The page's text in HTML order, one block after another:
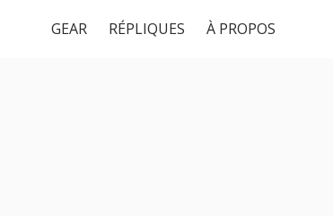
GEAR RÉPLIQUES À PROPOS